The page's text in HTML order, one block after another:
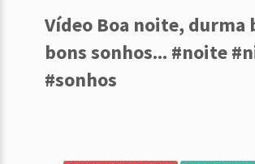
Vídeo Boa noite, durma
bons sonhos... #noite
#sonhos